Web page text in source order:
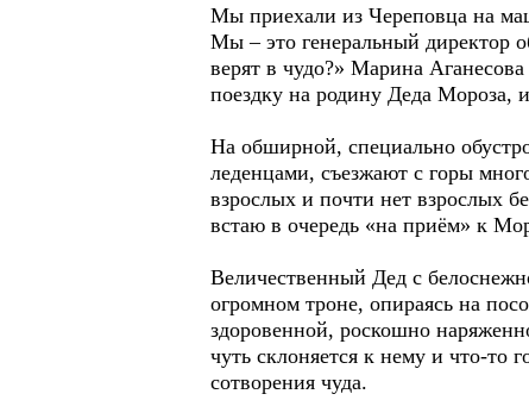
Мы приехали из Череповца на
Мы – это генеральный директор
верят в чудо?» Марина
поездку на родину Деда Мороза,
На обширной, специально
леденцами, съезжают с горы
взрослых и почти нет взрослых
встаю в очередь «на приём» к
Величественный Дед с
огромном троне, опираясь на
здоровенной, роскошно
чуть склоняется к нему и что-то
сотворения чуда.